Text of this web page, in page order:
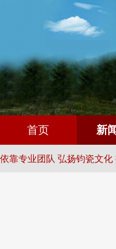
首页 新
依靠专业团队 弘扬钧瓷文化